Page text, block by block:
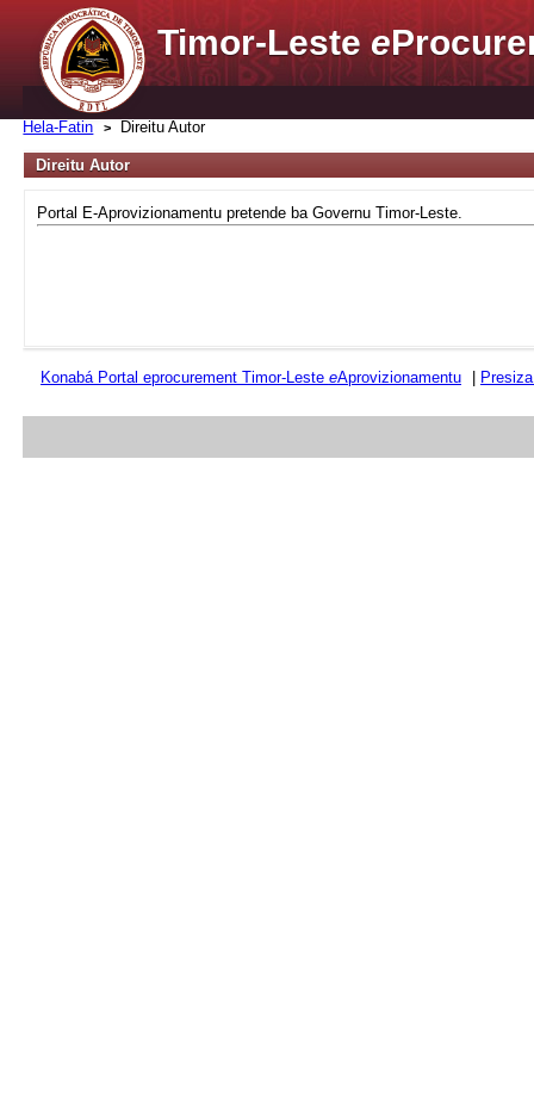
Timor-Lestee
Hela-Fatin Direitu Autor
Direitu Autor
Portal E-Aprovizionamentu pretende ba Governu Timor-Leste.
Konabá Portal eprocurement Timor-Leste eAprovizionamentu